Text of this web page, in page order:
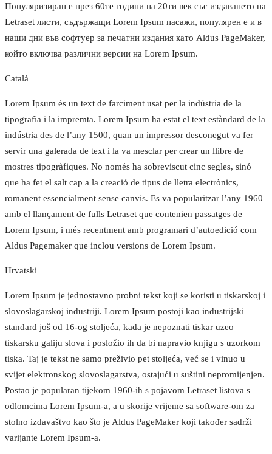
Популяризиран е през 60те години на 20ти век със издаването на
Letraset листи, съдържащи Lorem Ipsum пасажи, популярен е и в
наши дни във софтуер за печатни издания като Aldus PageMaker,
който включва различни версии на Lorem Ipsum.
Català
Lorem Ipsum és un text de farciment usat per la indústria de la
tipografia i la impremta. Lorem Ipsum ha estat el text estàndard de la
indústria des de l’any 1500, quan un impressor desconegut va fer
servir una galerada de text i la va mesclar per crear un llibre de
mostres tipogràfiques. No només ha sobreviscut cinc segles, sinó
que ha fet el salt cap a la creació de tipus de lletra electrònics,
romanent essencialment sense canvis. Es va popularitzar l’any 1960
amb el llançament de fulls Letraset que contenien passatges de
Lorem Ipsum, i més recentment amb programari d’autoedició com
Aldus Pagemaker que inclou versions de Lorem Ipsum.
Hrvatski
Lorem Ipsum je jednostavno probni tekst koji se koristi u tiskarskoj i
slovoslagarskoj industriji. Lorem Ipsum postoji kao industrijski
standard još od 16-og stoljeća, kada je nepoznati tiskar uzeo
tiskarsku galiju slova i posložio ih da bi napravio knjigu s uzorkom
tiska. Taj je tekst ne samo preživio pet stoljeća, već se i vinuo u
svijet elektronskog slovoslagarstva, ostajući u suštini nepromijenjen.
Postao je popularan tijekom 1960-ih s pojavom Letraset listova s
odlomcima Lorem Ipsum-a, a u skorije vrijeme sa software-om za
stolno izdavaštvo kao što je Aldus PageMaker koji također sadrži
varijante Lorem Ipsum-a.